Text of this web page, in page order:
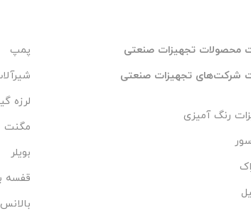
محصولات تجهیزات صنعتی
شرکت‌های تجهیزات صنعتی
رنگ آمیزی
پمپ
لرزه
مگنت
بویلر
قفسه